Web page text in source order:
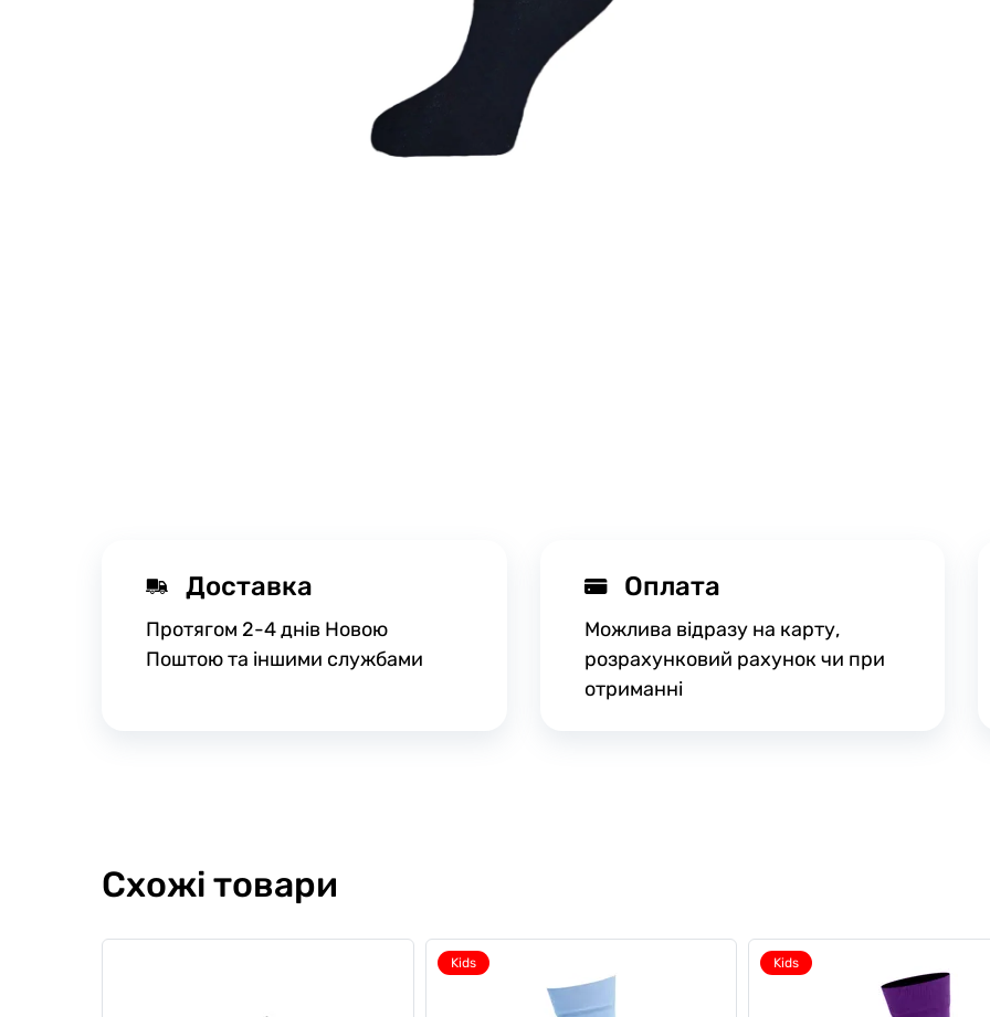
Доставка
Протягом 2-4 днів Новою
Поштою та іншими службами
Оплата
Можлива відразу на карту,
розрахунковий рахунок чи при
отриманні
Схожі товари
Kids Kids